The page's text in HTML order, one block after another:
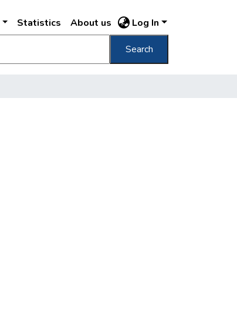
Statistics About us Log In
Search